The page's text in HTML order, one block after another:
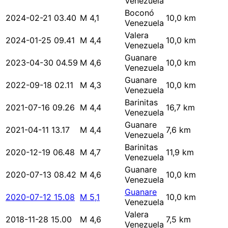
2024-02-21 03.40 M 4,1
Boconó
Venezuela 10,0 km
2024-01-25 09.41 M 4,4
Valera
Venezuela 10,0 km
2023-04-30 04.59 M 4,6
Guanare
Venezuela 10,0 km
2022-09-18 02.11 M 4,3
Guanare
Venezuela 10,0 km
2021-07-16 09.26 M 4,4
Barinitas
Venezuela 16,7 km
2021-04-11 13.17 M 4,4
Guanare
Venezuela 7,6 km
2020-12-19 06.48 M 4,7
Barinitas
Venezuela 11,9 km
2020-07-13 08.42 M 4,6
Guanare
Venezuela 10,0 km
2020-07-12 15.08 M 5,1
Guanare
Venezuela 10,0 km
2018-11-28 15.00 M 4,6
Valera
Venezuela 7,5 km